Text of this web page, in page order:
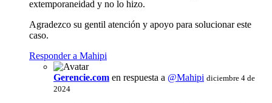
extemporaneidad y no lo hizo.
Agradezco su gentil atención y apoyo para solucionar este
caso.
Responder a Mahipi
Gerencie.com en respuesta a @Mahipi diciembre 4 de
2024